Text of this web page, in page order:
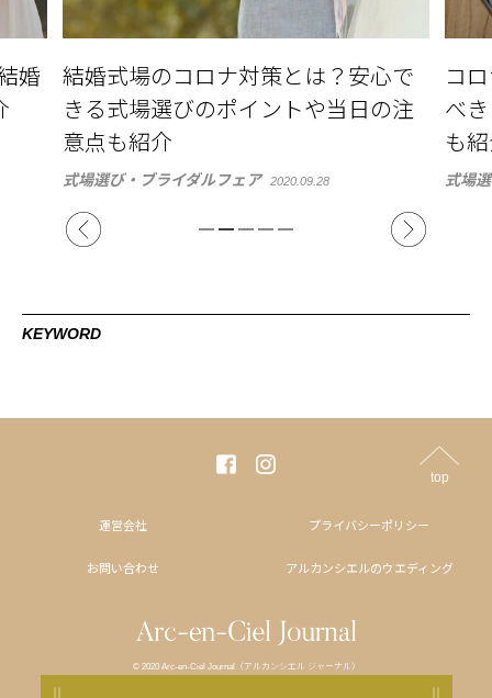
婚
結婚式場のコロナ対策とは？安心で
きる式場選びのポイントや当日の注
意点も紹介
式場選び・ブライダルフェア 2020.09.28
コ
べ
も
式場
KEYWORD
top
運営会社 プライバシーポリシー
お問い合わせ アルカンシエルのウエディング
© 2020 Arc-en-Ciel Journal（アルカンシエル ジャーナル）